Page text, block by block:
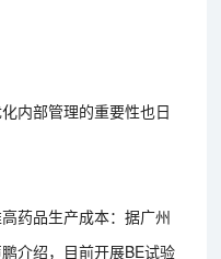
内部管理的重要性也日
药品生产成本：据广州
介绍，目前开展BE试验